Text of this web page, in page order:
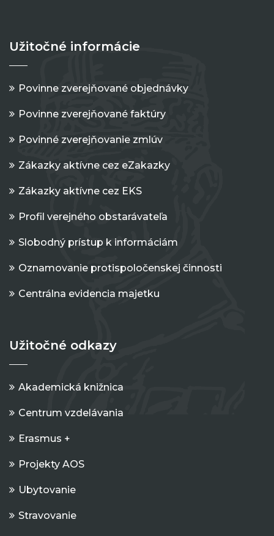
Užitočné informácie
Povinne zverejňované objednávky
Povinne zverejňované faktúry
Povinné zverejňovanie zmlúv
Zákazky aktívne cez eZakazky
Zákazky aktívne cez EKS
Profil verejného obstarávateľa
Slobodný prístup k informáciám
Oznamovanie protispoločenskej činnosti
Centrálna evidencia majetku
Užitočné odkazy
Akademická knižnica
Centrum vzdelávania
Erasmus +
Projekty AOS
Ubytovanie
Stravovanie